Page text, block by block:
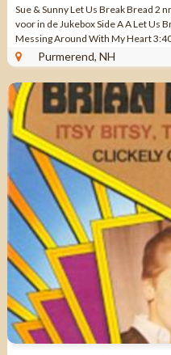
Sue & Sunny Let Us Break Bread 2
voor in de Jukebox Side A A Let Us
Messing Around With My Heart 3:40
90884 M ...Purmerend, NH